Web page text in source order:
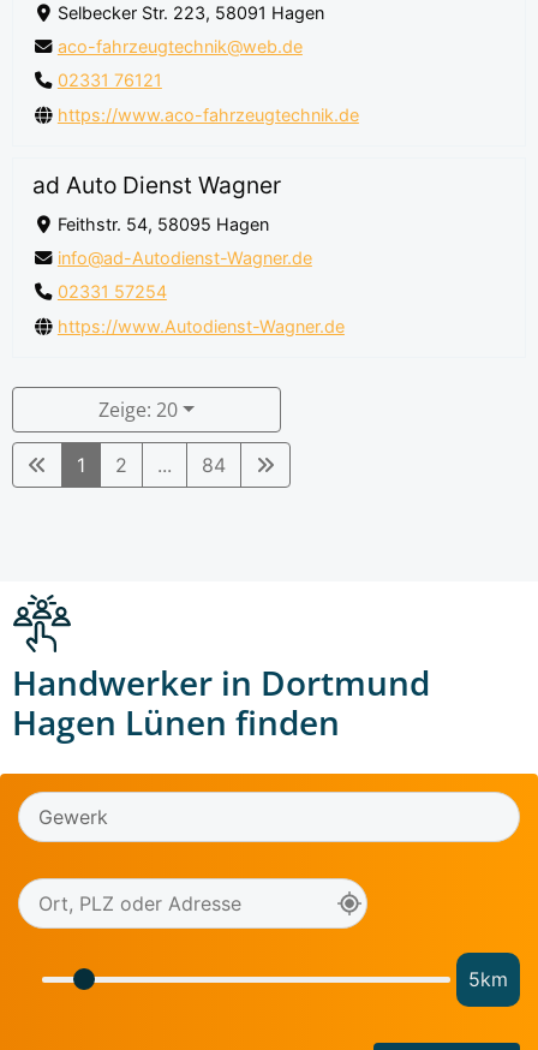
Selbecker Str. 223, 58091 Hagen
aco-fahrzeugtechnik@web.de
02331 76121
https://www.aco-fahrzeugtechnik.de
ad Auto Dienst Wagner
Feithstr. 54, 58095 Hagen
info@ad-Autodienst-Wagner.de
02331 57254
https://www.Autodienst-Wagner.de
Zeige: 20
1 2 ... 84
Handwerker in Dortmund
Hagen Lünen finden
5km